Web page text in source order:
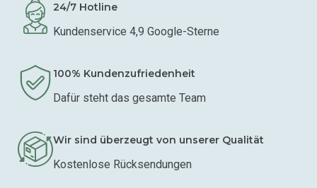
24/7 Hotline
Kundenservice 4,9 Google-Sterne
100% Kundenzufriedenheit
Dafür steht das gesamte Team
Wir sind überzeugt von unserer Qualität
Kostenlose Rücksendungen